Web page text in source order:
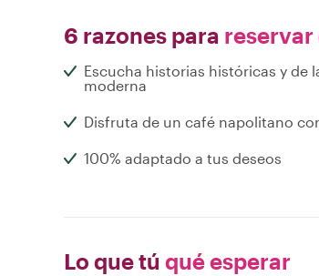
6 razones para reservar
Escucha historias históricas y de
moderna
Disfruta de un café napolitano
100% adaptado a tus deseos
Lo que tú qué esperar